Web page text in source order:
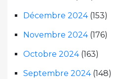
Décembre 2024(153)
Novembre 2024(176)
Octobre 2024(163)
Septembre 2024(148)